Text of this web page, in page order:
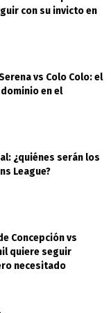
con su invicto en
vs Colo Colo: el
en el
¿quiénes serán los
League?
Concepción vs
quiere seguir
necesitado